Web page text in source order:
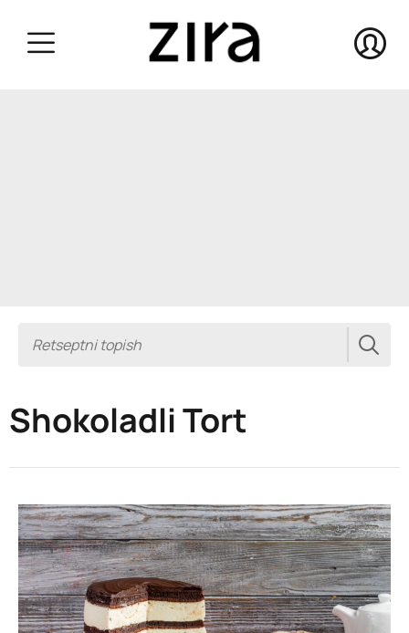
Shokoladli Tort